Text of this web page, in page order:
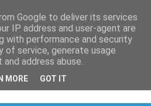
Google to deliver its services
IP address and user-agent are
with performance and security
of service, generate usage
address abuse.
MORE GOT IT